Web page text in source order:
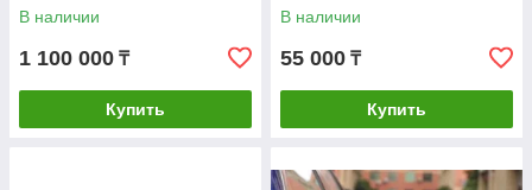
В наличии
1 100 000 ₸
Купить
В наличии
55 000 ₸
Купить